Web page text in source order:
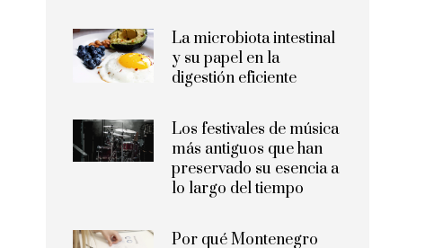
La microbiota intestinal
y su papel en la
digestión eficiente
Los festivales de música
más antiguos que han
preservado su esencia a
lo largo del tiempo
Por qué Montenegro